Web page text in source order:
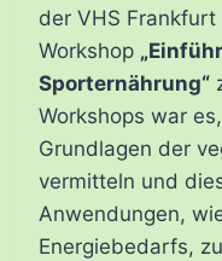
der VHS
Workshop
Sporternährung“
Workshops war
Grundlagen der
vermitteln und
Anwendungen,
Energiebedarfs,